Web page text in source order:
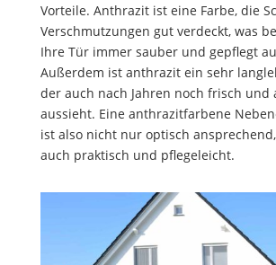
Vorteile. Anthrazit ist eine Farbe, die
Verschmutzungen gut verdeckt, was
Ihre Tür immer sauber und gepflegt
Außerdem ist anthrazit ein sehr
der auch nach Jahren noch frisch und
aussieht. Eine anthrazitfarbene
ist also nicht nur optisch
auch praktisch und pflegeleicht.